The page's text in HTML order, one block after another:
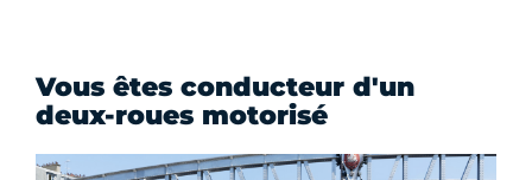
Vous êtes conducteur d'un
deux-roues motorisé